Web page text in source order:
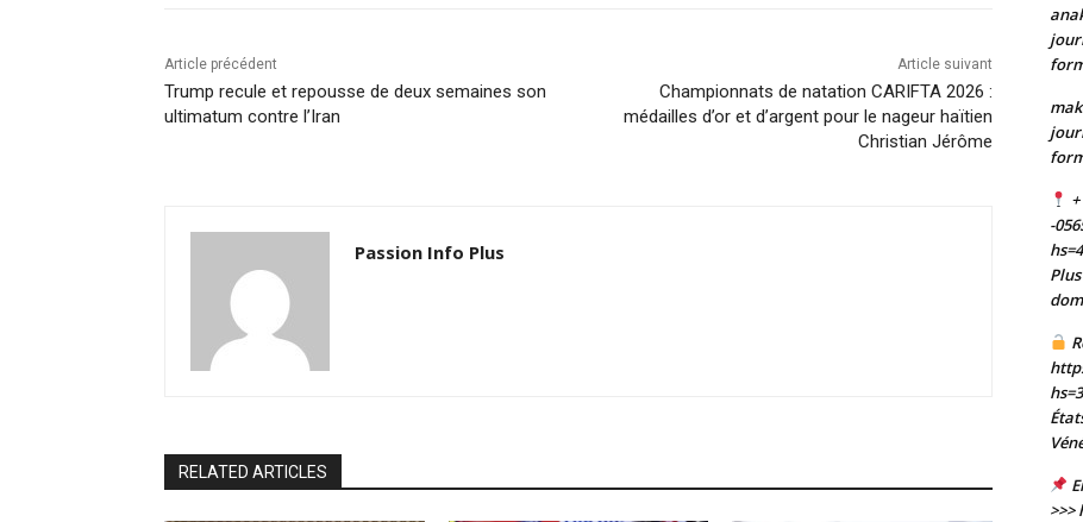
Article précédent
Trump recule et repousse de deux semaines son
ultimatum contre l’Iran
Article suivant
Championnats de natation CARIFTA 2026 :
médailles d’or et d’argent pour le nageur haïtien
Christian Jérôme
Passion Info Plus
RELATED ARTICLES
-
>>>